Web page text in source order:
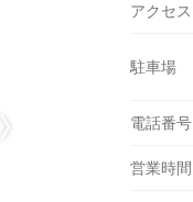
アクセス
駐車場
電話番号
営業時間